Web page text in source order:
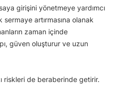
girişini yönetmeye yardımcı
artırmasına olanak
zaman içinde
güven oluşturur ve uzun
riskleri de beraberinde getirir.